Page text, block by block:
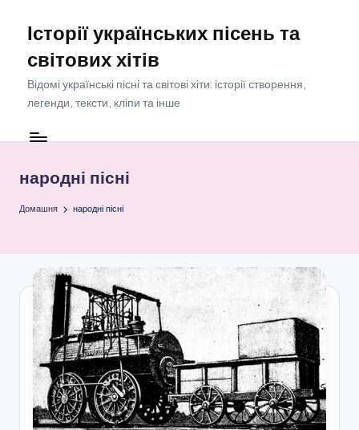
Перейти
вмісту
Історії українських пісень та
світових хітів
Відомі українські пісні та світові хіти: історії створення,
легенди, тексти, кліпи та інше
народні пісні
Домашня народні пісні